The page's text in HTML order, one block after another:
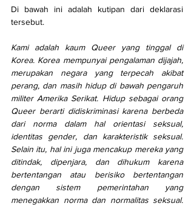
Di bawah ini adalah kutipan dari deklarasi
tersebut.
Kami adalah kaum Queer yang tinggal di
Korea. Korea mempunyai pengalaman dijajah,
merupakan negara yang terpecah akibat
perang, dan masih hidup di bawah pengaruh
militer Amerika Serikat. Hidup sebagai orang
Queer berarti didiskriminasi karena berbeda
dari norma dalam hal orientasi seksual,
identitas gender, dan karakteristik seksual.
Selain itu, hal ini juga mencakup mereka yang
ditindak, dipenjara, dan dihukum karena
bertentangan atau berisiko bertentangan
dengan sistem pemerintahan yang
menegakkan norma dan normalitas seksual.